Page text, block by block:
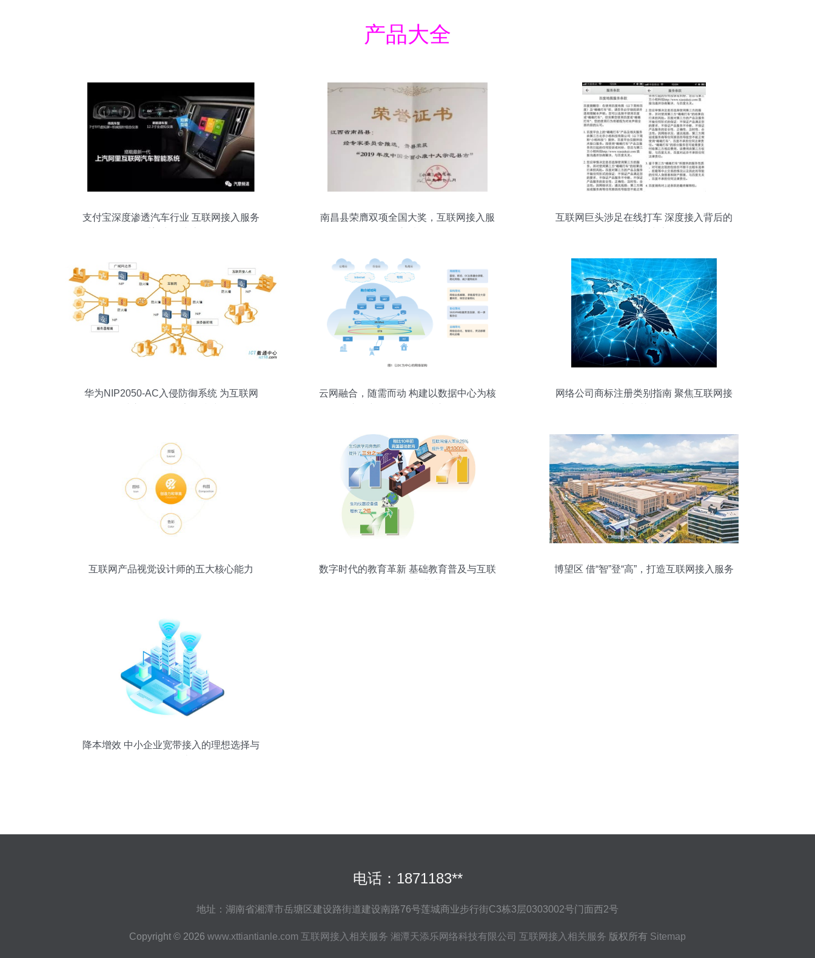
产品大全
支付宝深度渗透汽车行业 互联网接入服务
南昌县荣膺双项全国大奖，互联网接入服
互联网巨头涉足在线打车 深度接入背后的
华为NIP2050-AC入侵防御系统 为互联网
云网融合，随需而动 构建以数据中心为核
网络公司商标注册类别指南 聚焦互联网接
互联网产品视觉设计师的五大核心能力
数字时代的教育革新 基础教育普及与互联
博望区 借“智”登“高”，打造互联网接入服务
降本增效 中小企业宽带接入的理想选择与
电话：1871183**
地址：湖南省湘潭市岳塘区建设路街道建设南路76号莲城商业步行街C3栋3层0303002号门面西2号
Copyright © 2026 www.xttiantianle.com 互联网接入相关服务 湘潭天添乐网络科技有限公司 互联网接入相关服务 版权所有 Sitemap